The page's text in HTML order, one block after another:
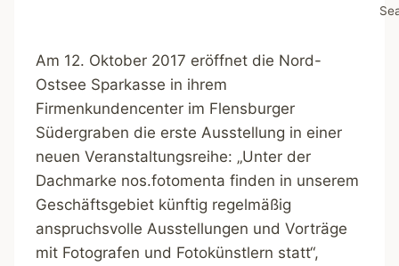
Am 12. Oktober 2017 eröffnet die Nord-
Ostsee Sparkasse in ihrem
Firmenkundencenter im Flensburger
Südergraben die erste Ausstellung in einer
neuen Veranstaltungsreihe: „Unter der
Dachmarke nos.fotomenta finden in unserem
Geschäftsgebiet künftig regelmäßig
anspruchsvolle Ausstellungen und Vorträge
mit Fotografen und Fotokünstlern statt“,